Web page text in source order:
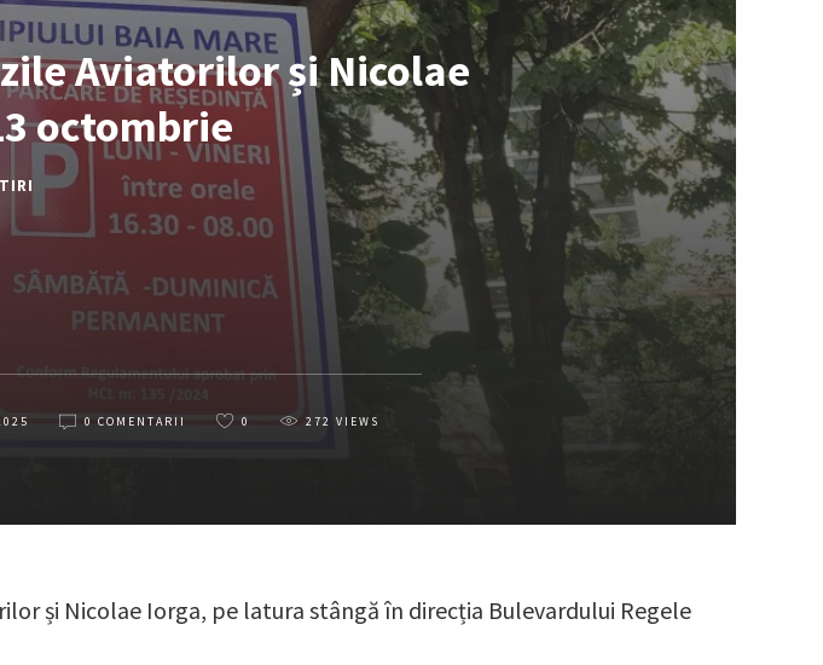
Aviatorilor și Nicolae
octombrie
0 COMENTARII 0 272 VIEWS
și Nicolae Iorga, pe latura stângă în direcția Bulevardului Regele